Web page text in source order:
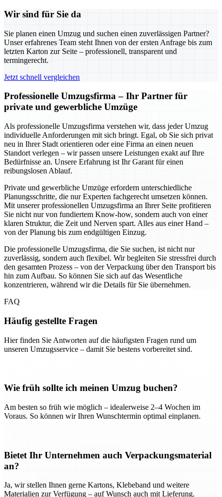
Wir sind für Sie da
Sie planen einen Umzug und suchen einen zuverlässigen Partner?
Unser erfahrenes Team steht Ihnen von der ersten Anfrage bis zum
letzten Karton zur Seite – professionell, transparent und
termingerecht.
Jetzt schnell vergleichen
Professionelle Umzugsfirma – Ihr Partner für
private und gewerbliche Umzüge
Als professionelle Umzugsfirma verstehen wir, dass jeder Umzug
individuelle Anforderungen mit sich bringt. Egal, ob Sie sich privat
neu in Ihrer Stadt orientieren oder eine Firma an einen neuen
Standort verlegen – wir passen unsere Leistungen exakt auf Ihre
Bedürfnisse an. Unsere Erfahrung ist Ihr Garant für einen
reibungslosen Ablauf.
Private und gewerbliche Umzüge erfordern unterschiedliche
Planungsschritte, die nur Experten fachgerecht umsetzen können.
Mit unserer professionellen Umzugsfirma an Ihrer Seite profitieren
Sie nicht nur von fundiertem Know-how, sondern auch von einer
klaren Struktur, die Zeit und Nerven spart. Alles aus einer Hand –
von der Planung bis zum endgültigen Einzug.
Die professionelle Umzugsfirma, die Sie suchen, ist nicht nur
zuverlässig, sondern auch flexibel. Wir begleiten Sie stressfrei durch
den gesamten Prozess – von der Verpackung über den Transport bis
hin zum Aufbau. So können Sie sich auf das Wesentliche
konzentrieren, während wir die Details für Sie übernehmen.
FAQ
Häufig gestellte Fragen
Hier finden Sie Antworten auf die häufigsten Fragen rund um
unseren Umzugsservice – damit Sie bestens vorbereitet sind.
Wie früh sollte ich meinen Umzug buchen?
Am besten so früh wie möglich – idealerweise 2–4 Wochen im
Voraus. So können wir Ihren Wunschtermin optimal einplanen.
Bietet Ihr Unternehmen auch Verpackungsmaterial
an?
Ja, wir stellen Ihnen gerne Kartons, Klebeband und weitere
Materialien zur Verfügung – auf Wunsch auch mit Lieferung.